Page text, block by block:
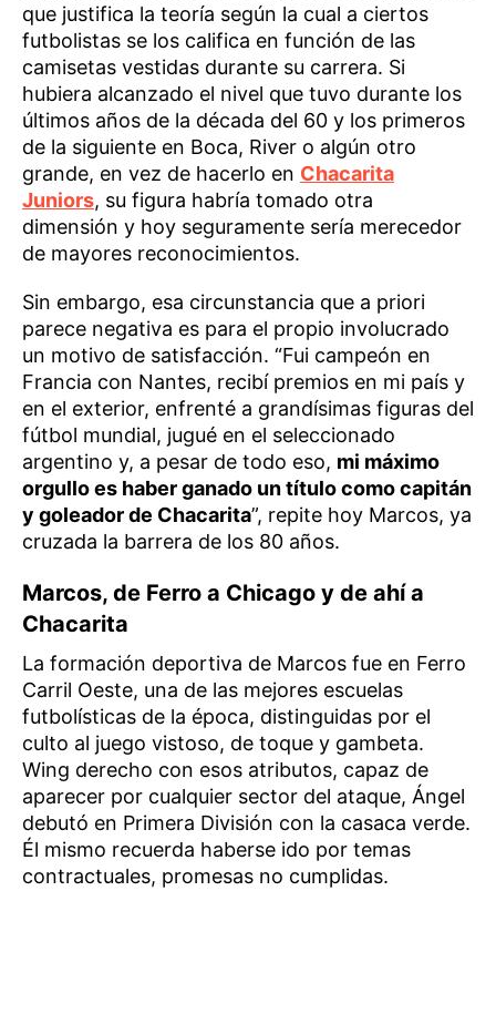
que justifica la teoría según la cual a ciertos
futbolistas se los califica en función de las
camisetas vestidas durante su carrera. Si
hubiera alcanzado el nivel que tuvo durante los
últimos años de la década del 60 y los primeros
de la siguiente en Boca, River o algún otro
grande, en vez de hacerlo en Chacarita
Juniors, su figura habría tomado otra
dimensión y hoy seguramente sería merecedor
de mayores reconocimientos.
Sin embargo, esa circunstancia que a priori
parece negativa es para el propio involucrado
un motivo de satisfacción. “Fui campeón en
Francia con Nantes, recibí premios en mi país y
en el exterior, enfrenté a grandísimas figuras del
fútbol mundial, jugué en el seleccionado
argentino y, a pesar de todo eso, mi máximo
orgullo es haber ganado un título como capitán
y goleador de Chacarita”, repite hoy Marcos, ya
cruzada la barrera de los 80 años.
Marcos, de Ferro a Chicago y de ahí a
Chacarita
La formación deportiva de Marcos fue en Ferro
Carril Oeste, una de las mejores escuelas
futbolísticas de la época, distinguidas por el
culto al juego vistoso, de toque y gambeta.
Wing derecho con esos atributos, capaz de
aparecer por cualquier sector del ataque, Ángel
debutó en Primera División con la casaca verde.
Él mismo recuerda haberse ido por temas
contractuales, promesas no cumplidas.